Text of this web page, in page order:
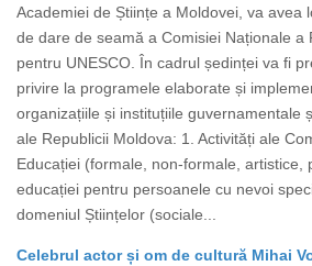
Academiei de Științe a Moldovei, va avea
de dare de seamă a Comisiei Naționale a
pentru UNESCO. În cadrul ședinței va fi
privire la programele elaborate și
organizațiile și instituțiile guvernamentale
ale Republicii Moldova: 1. Activități ale
Educației (formale, non-formale, artistice,
educației pentru persoanele cu nevoi
domeniul Științelor (sociale...
Celebrul actor și om de cultură Mihai